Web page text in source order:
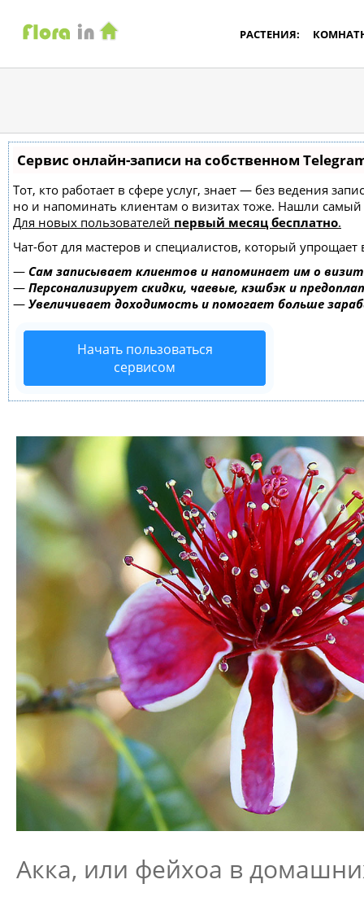
РАСТЕНИЯ:
Сервис онлайн-записи на собственном
Тот, кто работает в сфере услуг, знает — без ведения
но и напоминать клиентам о визитах тоже. Нашли
Для новых пользователей первый месяц бесплатно.
Чат-бот для мастеров и специалистов, который упрощает
— Сам записывает клиентов и напоминает им о
— Персонализирует скидки, чаевые, кэшбэк и
— Увеличивает доходимость и помогает больше
Начать пользоваться
сервисом
Акка, или фейхоа в